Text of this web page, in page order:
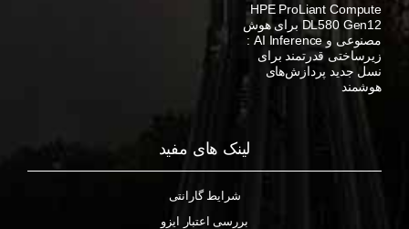
HPE ProLiant Compute
DL580 Gen12 برای هوش
مصنوعی و AI Inference :
زیرساختی قدرتمند برای
نسل جدید پردازش‌های
هوشمند
لینک های مفید
شرایط گارانتی
بررسی اعتبار ایزو